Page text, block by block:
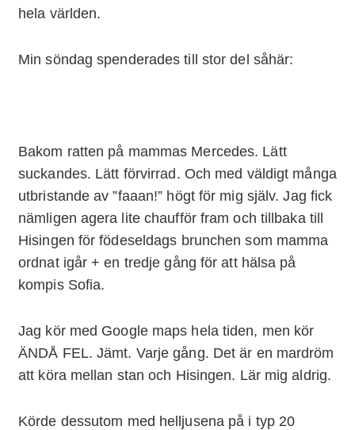
hela världen.
Min söndag spenderades till stor del såhär:
Bakom ratten på mammas Mercedes. Lätt
suckandes. Lätt förvirrad. Och med väldigt många
utbristande av ”faaan!” högt för mig själv. Jag fick
nämligen agera lite chaufför fram och tillbaka till
Hisingen för födeseldags brunchen som mamma
ordnat igår + en tredje gång för att hälsa på
kompis Sofia.
Jag kör med Google maps hela tiden, men kör
ÄNDÅ FEL. Jämt. Varje gång. Det är en mardröm
att köra mellan stan och Hisingen. Lär mig aldrig.
Körde dessutom med helljusena på i typ 20